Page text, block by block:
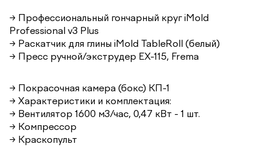
→ Профессиональный гончарный круг iMold
Professional v3 Plus
→ Раскатчик для глины iMold TableRoll (белый)
→ Пресс ручной/экструдер EX-115, Frema
→ Покрасочная камера (бокс) КП-1
→ Характеристики и комплектация:
→ Вентилятор 1600 м3/час, 0,47 кВт - 1 шт.
→ Компрессор
→ Краскопульт